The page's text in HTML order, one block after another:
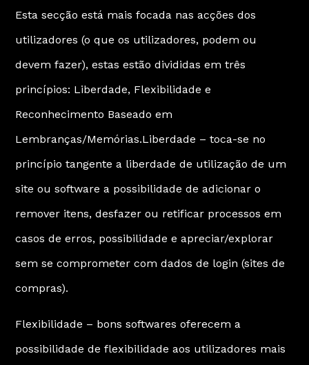
Esta secção está mais focada nas acções dos
utilizadores (o que os utilizadores, podem ou
devem fazer), estas estão divididas em três
princípios: Liberdade, Flexibilidade e
Reconhecimento Baseado em
Lembranças/Memórias.Liberdade – toca-se no
princípio tangente a liberdade de utilização de um
site ou software a possibilidade de adicionar o
remover itens, desfazer ou retificar processos em
casos de erros, possibilidade e apreciar/explorar
sem se comprometer com dados de login (sites de
compras).
Flexibilidade – bons softwares oferecem a
possibilidade de flexibilidade aos utilizadores mais